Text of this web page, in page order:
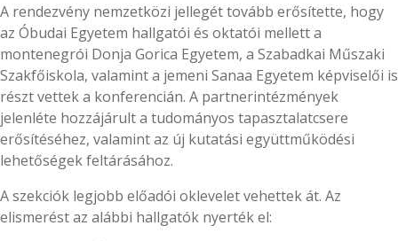
A rendezvény nemzetközi jellegét tovább erősítette, hogy
az Óbudai Egyetem hallgatói és oktatói mellett a
montenegrói Donja Gorica Egyetem, a Szabadkai Műszaki
Szakfőiskola, valamint a jemeni Sanaa Egyetem képviselői is
részt vettek a konferencián. A partnerintézmények
jelenléte hozzájárult a tudományos tapasztalatcsere
erősítéséhez, valamint az új kutatási együttműködési
lehetőségek feltárásához.
A szekciók legjobb előadói oklevelet vehettek át. Az
elismerést az alábbi hallgatók nyerték el: